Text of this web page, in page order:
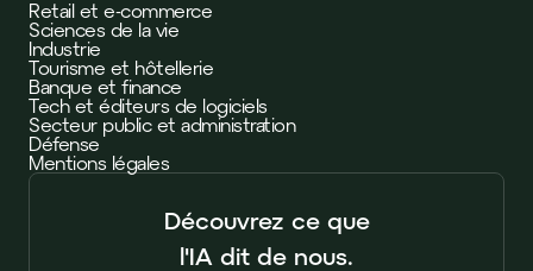
Retail et e-commerce
Sciences de la vie
Industrie
Tourisme et hôtellerie
Banque et finance
Tech et éditeurs de logiciels
Secteur public et administration
Défense
Mentions légales
Découvrez ce que
l'IA dit de nous.